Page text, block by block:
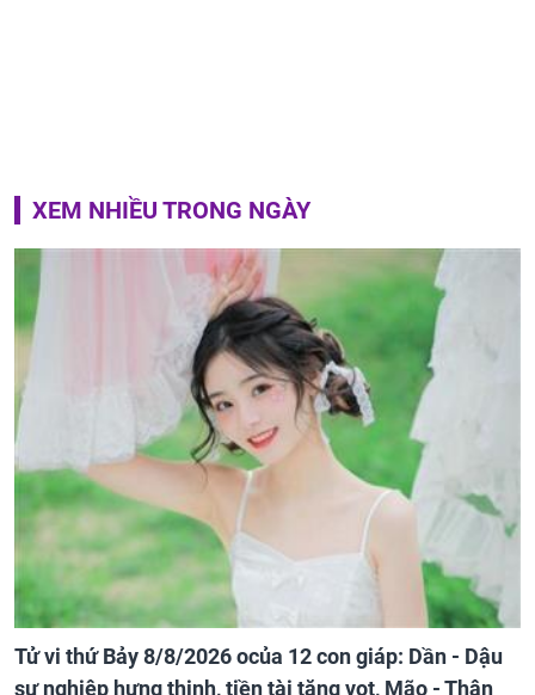
XEM NHIỀU TRONG NGÀY
Tử vi thứ Bảy 8/8/2026 ocủa 12 con giáp: Dần - Dậu
sự nghiệp hưng thịnh, tiền tài tăng vọt, Mão - Thân